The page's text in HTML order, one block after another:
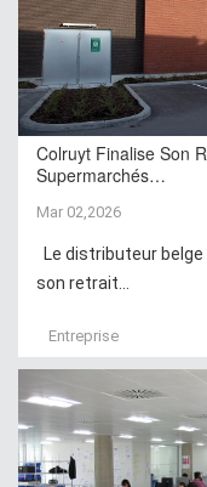
Colruyt Finalise Son
Supermarchés…
Mar 02,2026
Le distributeur
son retrait...
Entreprise